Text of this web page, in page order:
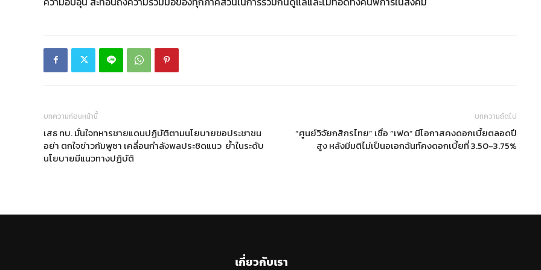
บทความก่อนหน้านี้
เสธ ทบ. มั่นใจทหารชายแดนปฏิบัติตามนโยบายขอประชาชน
อย่า ตกใจข่าวกัมพูชา เคลื่อนกำลังพลประชิดแนว ย้ำในระดับ
นโยบายมีแนวทางปฏิบัติ
บทความถัดไป
“ศูนย์วิจัยกสิกรไทย” เชื่อ “เฟด” มีโอกาสคงดอกเบี้ยตลอดปี
สูง หลังมีมติไม่เป็นอเอกฉันท์คงดอกเบี้ยที่ 3.50-3.75%
เกี่ยวกับเรา